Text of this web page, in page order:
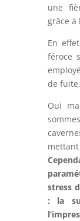
une
grâce à
En
féroce
de
Oui
stress
: la